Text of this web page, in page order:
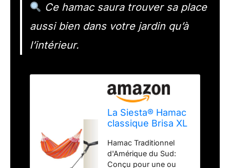
Ce hamac saura trouver sa place
aussi bien dans votre jardin qu’à
l’intérieur.
La Siesta® Hamac
classique Brisa XL
d'arbre – Kit de
suspension pour
Hamac Traditionnel
d'Amérique du Sud:
Conçu pour une ou